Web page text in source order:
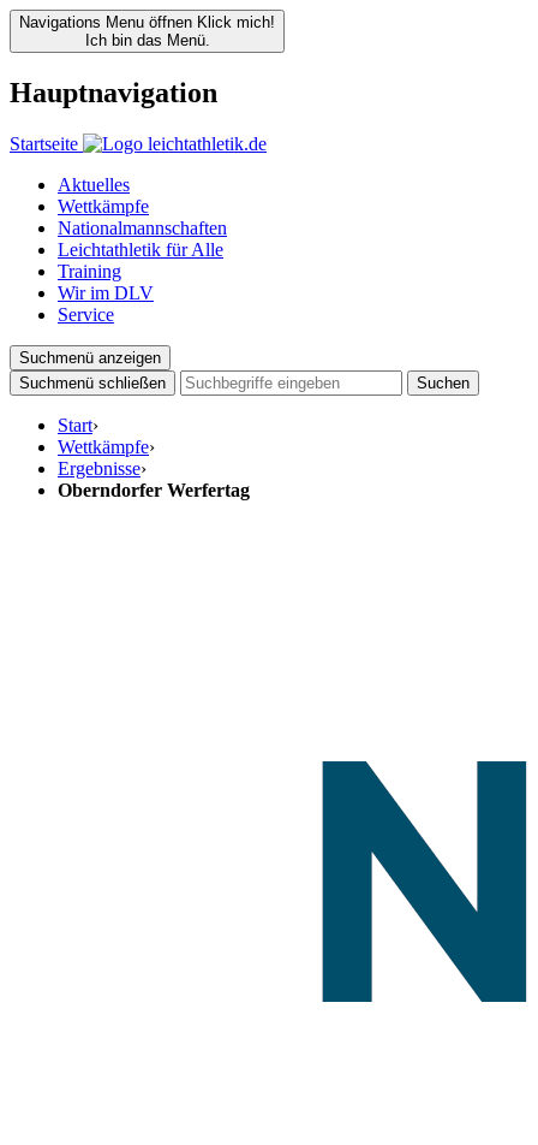
Navigations Menu öffnen Klick mich!
Ich bin das Menü.
Hauptnavigation
Startseite
Aktuelles
Wettkämpfe
Nationalmannschaften
Leichtathletik für Alle
Training
Wir im DLV
Service
Suchmenü anzeigen
Suchmenü schließen
Suchen
Start›
Wettkämpfe›
Ergebnisse›
Oberndorfer Werfertag